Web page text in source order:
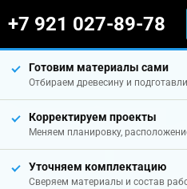
+7 921 027-89-78
Готовим материалы сами
Отбираем древесину и
Корректируем проекты
Меняем планировку,
Уточняем комплектацию
Сверяем материалы и состав